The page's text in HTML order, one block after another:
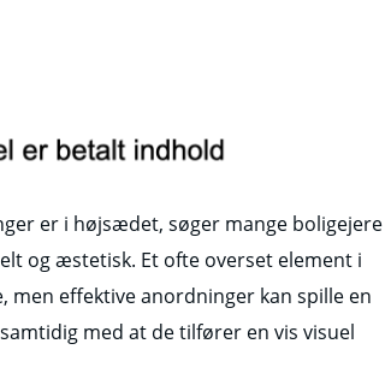
er i højsædet, søger mange boligejere
og æstetisk. Et ofte overset element i
men effektive anordninger kan spille en
med at de tilfører en vis visuel